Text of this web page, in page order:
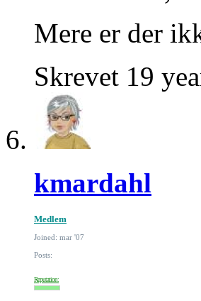
Mere er der
Skrevet 19
kmardahl
Medlem
Joined: mar '07
Posts:
Reputation: